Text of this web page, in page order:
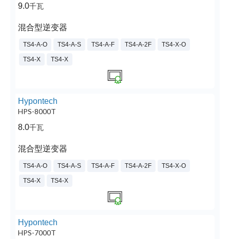
9.0千瓦
混合型逆变器
TS4-A-O TS4-A-S TS4-A-F TS4-A-2F TS4-X-O
TS4-X TS4-X
Hypontech
HPS-8000T
8.0千瓦
混合型逆变器
TS4-A-O TS4-A-S TS4-A-F TS4-A-2F TS4-X-O
TS4-X TS4-X
Hypontech
HPS-7000T